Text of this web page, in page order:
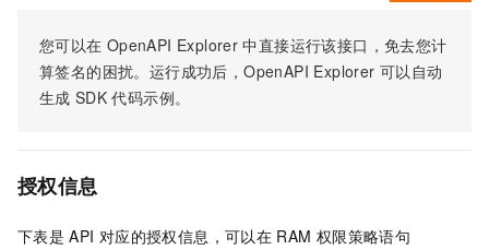
您可以在 OpenAPI Explorer 中直接运行该接口，免去您计
算签名的困扰。运行成功后，OpenAPI Explorer 可以自动
生成 SDK 代码示例。
授权信息
下表是 API 对应的授权信息，可以在 RAM 权限策略语句